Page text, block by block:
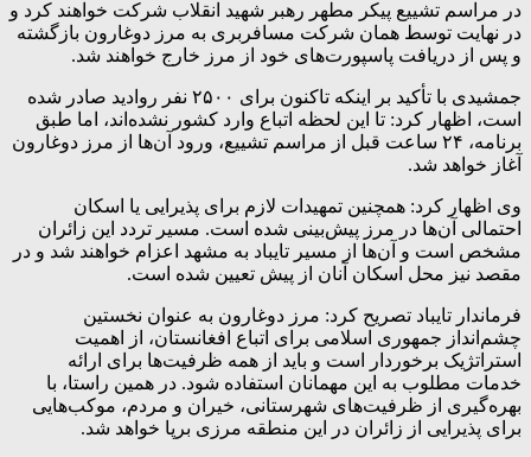
در مراسم تشییع پیکر مطهر رهبر شهید انقلاب شرکت خواهند کرد و
در نهایت توسط همان شرکت مسافربری به مرز دوغارون بازگشته
و پس از دریافت پاسپورت‌های خود از مرز خارج خواهند شد.
جمشیدی با تأکید بر اینکه تاکنون برای ۲۵۰۰ نفر روادید صادر شده
است، اظهار کرد: تا این لحظه اتباع وارد کشور نشده‌اند، اما طبق
برنامه، ۲۴ ساعت قبل از مراسم تشییع، ورود آن‌ها از مرز دوغارون
آغاز خواهد شد.
وی اظهار کرد: همچنین تمهیدات لازم برای پذیرایی یا اسکان
احتمالی آن‌ها در مرز پیش‌بینی شده است. مسیر تردد این زائران
مشخص است و آن‌ها از مسیر تایباد به مشهد اعزام خواهند شد و در
مقصد نیز محل اسکان آنان از پیش تعیین شده است.
فرماندار تایباد تصریح کرد: مرز دوغارون به عنوان نخستین
چشم‌انداز جمهوری اسلامی برای اتباع افغانستان، از اهمیت
استراتژیک برخوردار است و باید از همه ظرفیت‌ها برای ارائه
خدمات مطلوب به این مهمانان استفاده شود. در همین راستا، با
بهره‌گیری از ظرفیت‌های شهرستانی، خیران و مردم، موکب‌هایی
برای پذیرایی از زائران در این منطقه مرزی برپا خواهد شد.